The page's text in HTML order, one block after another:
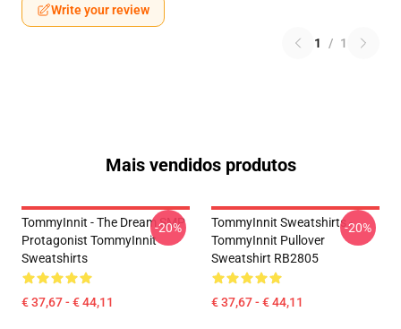
Write your review
1 / 1
Mais vendidos produtos
TommyInnit - The Dream SMP
Protagonist TommyInnit
Sweatshirts
€ 37,67 - € 44,11
-20%
TommyInnit Sweatshirts -
TommyInnit Pullover
Sweatshirt RB2805
€ 37,67 - € 44,11
-20%